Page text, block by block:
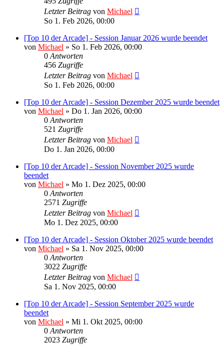
Letzter Beitrag von Michael
So 1. Feb 2026, 00:00
[Top 10 der Arcade] - Session Januar 2026 wurde beendet
von Michael » So 1. Feb 2026, 00:00
0 Antworten
456 Zugriffe
Letzter Beitrag von Michael
So 1. Feb 2026, 00:00
[Top 10 der Arcade] - Session Dezember 2025 wurde beendet
von Michael » Do 1. Jan 2026, 00:00
0 Antworten
521 Zugriffe
Letzter Beitrag von Michael
Do 1. Jan 2026, 00:00
[Top 10 der Arcade] - Session November 2025 wurde
beendet
von Michael » Mo 1. Dez 2025, 00:00
0 Antworten
2571 Zugriffe
Letzter Beitrag von Michael
Mo 1. Dez 2025, 00:00
[Top 10 der Arcade] - Session Oktober 2025 wurde beendet
von Michael » Sa 1. Nov 2025, 00:00
0 Antworten
3022 Zugriffe
Letzter Beitrag von Michael
Sa 1. Nov 2025, 00:00
[Top 10 der Arcade] - Session September 2025 wurde
beendet
von Michael » Mi 1. Okt 2025, 00:00
0 Antworten
2023 Zugriffe